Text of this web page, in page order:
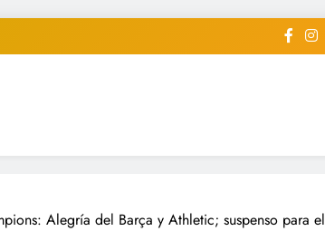
Deportivo Digital"
#deportealdiaperiodico
Alegría del Barça y Athletic; suspenso para el